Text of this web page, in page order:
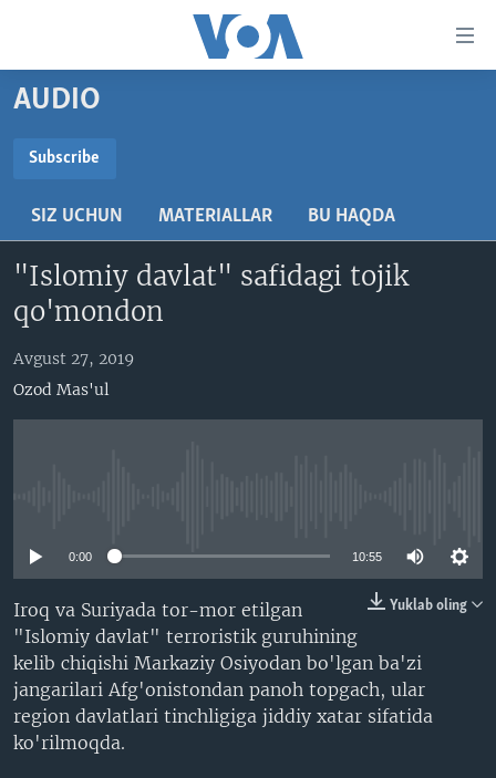
boring
Boshiga
Qidiruvga
AMERIKA
VATANDOSHLAR
MULTIMEDIA
AMERIKA MANZARALARI
XALQARO HAYOT
XABARLAR SURATLARDA
IJTIMOIY TARMOQLAR
FACEBOOK
TELEGRAM
SOUNDCLOUD
INGLIZ TILI DARSLARI
VOA
AUDIO
Subscribe
SIZ UCHUN MATERIALLAR BU HAQDA
"Islomiy davlat" safidagi tojik
qo'mondon
Avgust 27, 2019
Ozod Mas'ul
0:00 10:55
Yuklab oling
Iroq va Suriyada tor-mor etilgan
"Islomiy davlat" terroristik guruhining
kelib chiqishi Markaziy Osiyodan bo'lgan ba'zi
jangarilari Afg'onistondan panoh topgach, ular
region davlatlari tinchligiga jiddiy xatar sifatida
ko'rilmoqda.